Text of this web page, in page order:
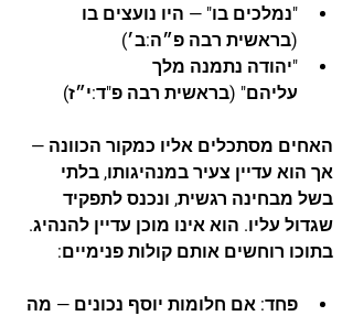
"נמלכים בו" — היו נועצים בו
(בראשית רבה פ״ה:ב׳)
"יהודה נתמנה מלך
עליהם" (בראשית רבה פ"ד:י״ז)
האחים מסתכלים אליו כמקור הכוונה —
אך הוא עדיין צעיר במנהיגותו, בלתי
בשל מבחינה רגשית, ונכנס לתפקיד
שגדול עליו. הוא אינו מוכן עדיין להנהיג.
בתוכו רוחשים אותם קולות פנימיים:
פחד: אם חלומות יוסף נכונים — מה